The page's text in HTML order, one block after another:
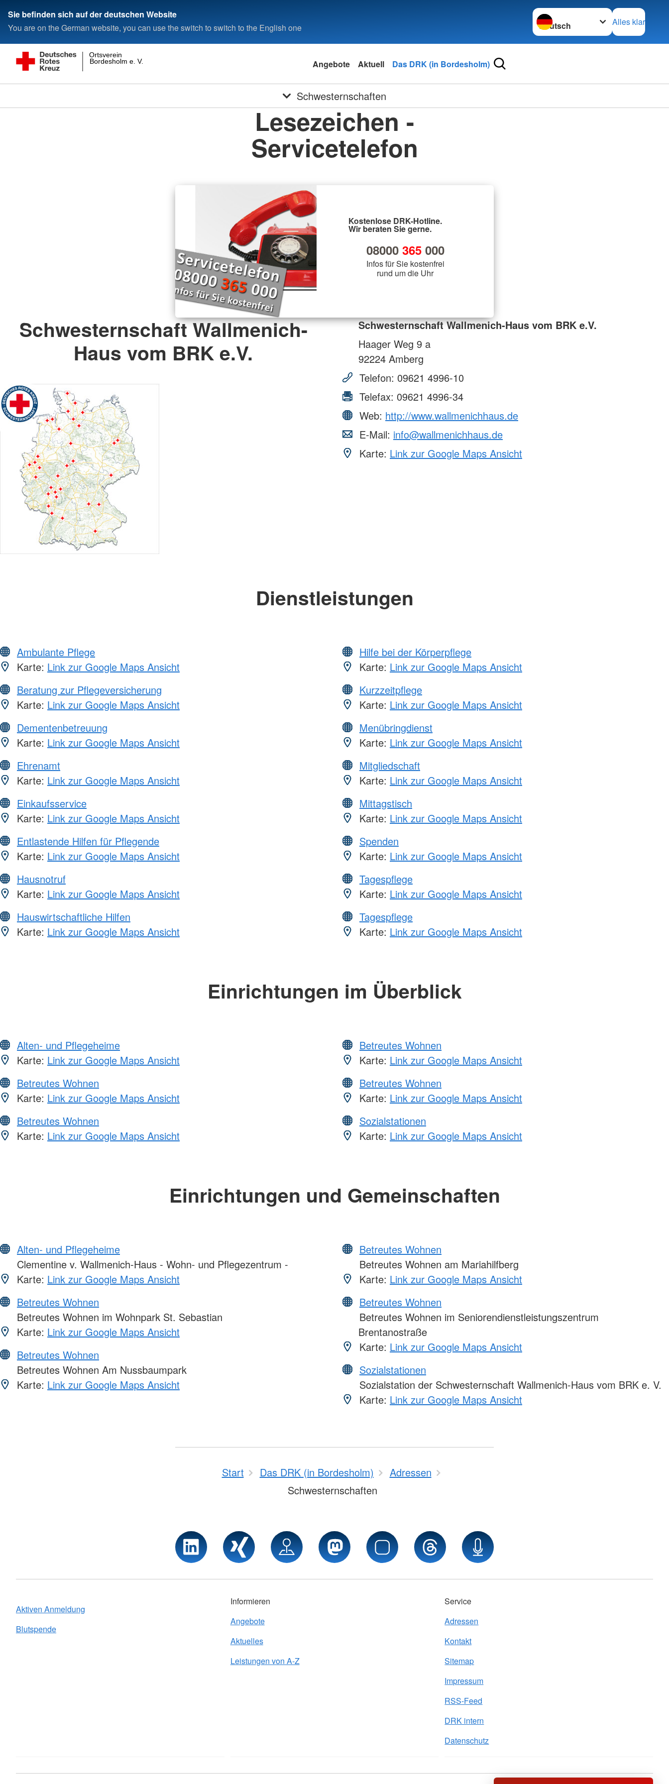
Sie befinden sich auf der deutschen Website
You are on the German website, you can use the switch to switch to the English one
Sprache wechseln zu
Alles klar
Bordesholm e. V.
Ortsverein
Angebote Aktuell Das DRK (in Bordesholm)
Schwesternschaften
Lesezeichen -
Servicetelefon
Kostenlose DRK-Hotline.
Wir beraten Sie gerne.
08000 365000
Infos für Sie kostenfrei
rund um die Uhr
Schwesternschaft Wallmenich-
Haus vom BRK e.V.
Schwesternschaft Wallmenich-Haus vom BRK e.V.
Haager Weg 9 a
92224 Amberg
Telefon: 09621 4996-10
Telefax: 09621 4996-34
Web: http://www.wallmenichhaus.de
E-Mail: info@wallmenichhaus.de
Karte: Link zur Google Maps Ansicht
Dienstleistungen
Ambulante Pflege
Karte: Link zur Google Maps Ansicht
Beratung zur Pflegeversicherung
Karte: Link zur Google Maps Ansicht
Dementenbetreuung
Karte: Link zur Google Maps Ansicht
Ehrenamt
Karte: Link zur Google Maps Ansicht
Einkaufsservice
Karte: Link zur Google Maps Ansicht
Entlastende Hilfen für Pflegende
Karte: Link zur Google Maps Ansicht
Hausnotruf
Karte: Link zur Google Maps Ansicht
Hauswirtschaftliche Hilfen
Karte: Link zur Google Maps Ansicht
Hilfe bei der Körperpflege
Karte: Link zur Google Maps Ansicht
Kurzzeitpflege
Karte: Link zur Google Maps Ansicht
Menübringdienst
Karte: Link zur Google Maps Ansicht
Mitgliedschaft
Karte: Link zur Google Maps Ansicht
Mittagstisch
Karte: Link zur Google Maps Ansicht
Spenden
Karte: Link zur Google Maps Ansicht
Tagespflege
Karte: Link zur Google Maps Ansicht
Tagespflege
Karte: Link zur Google Maps Ansicht
Einrichtungen im Überblick
Alten- und Pflegeheime
Karte: Link zur Google Maps Ansicht
Betreutes Wohnen
Karte: Link zur Google Maps Ansicht
Betreutes Wohnen
Karte: Link zur Google Maps Ansicht
Betreutes Wohnen
Karte: Link zur Google Maps Ansicht
Betreutes Wohnen
Karte: Link zur Google Maps Ansicht
Sozialstationen
Karte: Link zur Google Maps Ansicht
Einrichtungen und Gemeinschaften
Alten- und Pflegeheime
Clementine v. Wallmenich-Haus - Wohn- und Pflegezentrum -
Karte: Link zur Google Maps Ansicht
Betreutes Wohnen
Betreutes Wohnen im Wohnpark St. Sebastian
Karte: Link zur Google Maps Ansicht
Betreutes Wohnen
Betreutes Wohnen Am Nussbaumpark
Karte: Link zur Google Maps Ansicht
Betreutes Wohnen
Betreutes Wohnen am Mariahilfberg
Karte: Link zur Google Maps Ansicht
Betreutes Wohnen
Betreutes Wohnen im Seniorendienstleistungszentrum
Brentanostraße
Karte: Link zur Google Maps Ansicht
Sozialstationen
Sozialstation der Schwesternschaft Wallmenich-Haus vom BRK e. V.
Karte: Link zur Google Maps Ansicht
Start Das DRK (in Bordesholm)
Adressen
Schwesternschaften
Aktiven Anmeldung
Blutspende
Informieren
Angebote
Aktuelles
Leistungen von A-Z
Service
Adressen
Kontakt
Sitemap
Impressum
RSS-Feed
DRK intern
Datenschutz